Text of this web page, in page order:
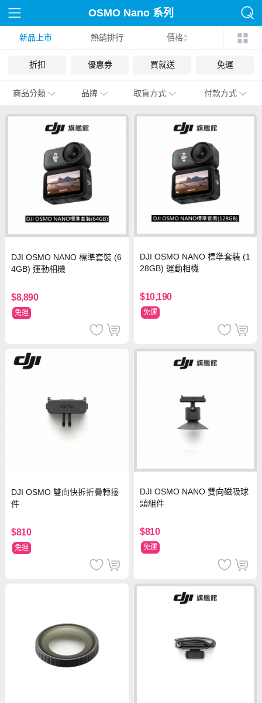
OSMO Nano 系列
新品上市 熱銷排行 價格
折扣 優惠券 買就送 免運
商品分類 品牌 取貨方式 付款方式
DJI OSMO NANO 標準套裝 (6
4GB) 運動相機
$8,890
免運
DJI OSMO NANO 標準套裝 (1
28GB) 運動相機
$10,190
免運
DJI OSMO 雙向快拆折疊轉接
件
$810
免運
DJI OSMO NANO 雙向磁吸球
頭組件
$810
免運